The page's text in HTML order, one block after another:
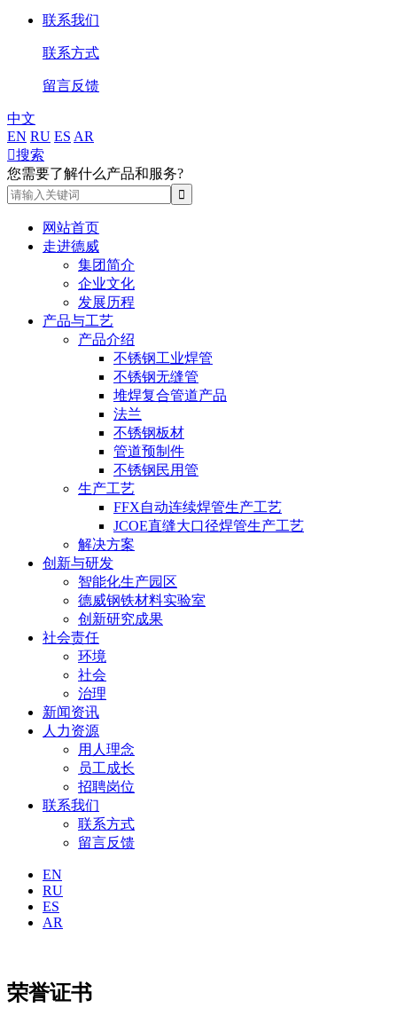
联系我们
联系方式
留言反馈
中文
EN RU ES AR
搜索
您需要了解什么产品和服务?
网站首页
走进德威
集团简介
企业文化
发展历程
产品与工艺
产品介绍
不锈钢工业焊管
不锈钢无缝管
堆焊复合管道产品
法兰
不锈钢板材
管道预制件
不锈钢民用管
生产工艺
FFX自动连续焊管生产工艺
JCOE直缝大口径焊管生产工艺
解决方案
创新与研发
智能化生产园区
德威钢铁材料实验室
创新研究成果
社会责任
环境
社会
治理
新闻资讯
人力资源
用人理念
员工成长
招聘岗位
联系我们
联系方式
留言反馈
EN
RU
ES
AR
荣誉证书